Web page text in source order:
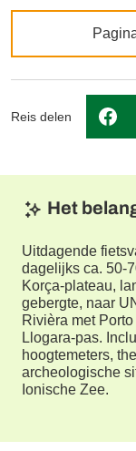
Reis delen
Het
Uitdagende
dagelijks ca. 50-
Korça-plateau,
gebergte, naar
Rivièra met
Llogara-pas.
hoogtemeters,
archeologische
Ionische Zee.